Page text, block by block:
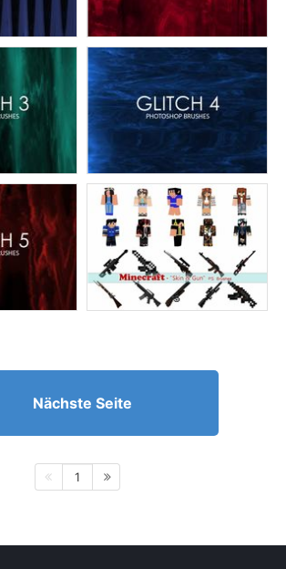
Nächste Seite
1